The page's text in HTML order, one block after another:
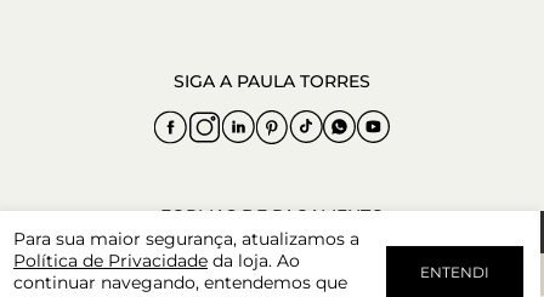
Para sua maior segurança, atualizamos a
Política de Privacidade da loja. Ao
continuar navegando, entendemos que
ENTENDI